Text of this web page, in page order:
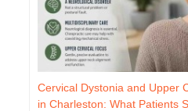
Cervical Dystonia and Upper
in Charleston: What Patients